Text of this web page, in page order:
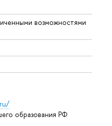
возможностями
образования РФ